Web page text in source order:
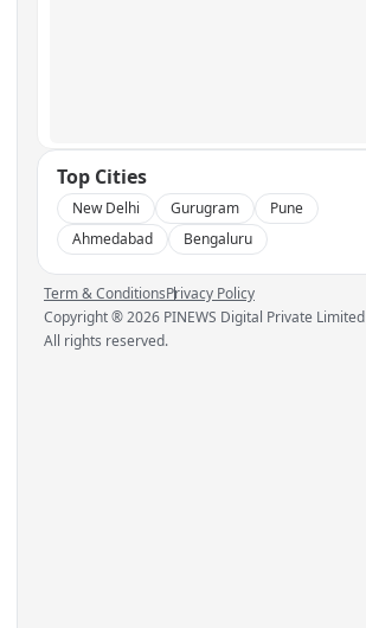
Top Cities
New Delhi Gurugram
Pune
Ahmedabad
Bengaluru
Term & ConditionsPrivacy Policy
Copyright ®2026 PINEWS Digital Private Limited
All rights reserved.